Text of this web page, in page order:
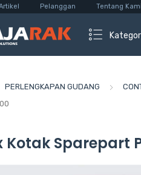
Pelanggan Tentang Kami
PERLENGKAPAN GUDANG
Kotak Sparepart